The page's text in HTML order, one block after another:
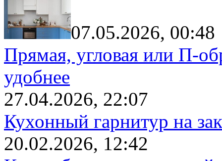
07.05.2026, 00:48
Прямая, угловая или П-
удобнее
27.04.2026, 22:07
Кухонный гарнитур на
20.02.2026, 12:42